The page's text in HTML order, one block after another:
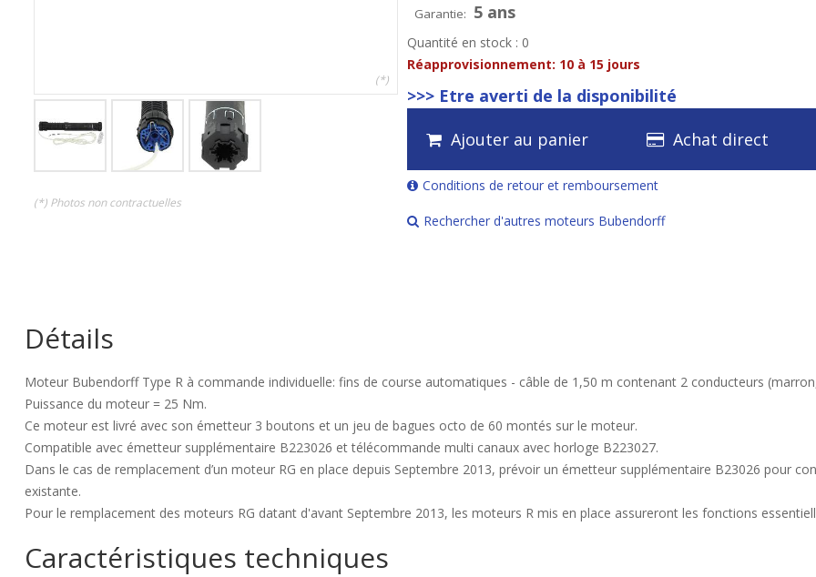
(*)
(*) Photos non contractuelles
Garantie: 5 ans
Quantité en stock : 0
Réapprovisionnement: 10 à 15 jours
>>> Etre averti de la disponibilité
Ajouter au panier
Achat direct
Conditions de retour et remboursement
Rechercher d'autres moteurs Bubendorff
Détails
Moteur Bubendorff Type R à commande individuelle: fins de course automatiques - câble de 1,50 m contenant 2 conducteurs
Puissance du moteur = 25 Nm.
Ce moteur est livré avec son émetteur 3 boutons et un jeu de bagues octo de 60 montés sur le moteur.
Compatible avec émetteur supplémentaire B223026 et télécommande multi canaux avec horloge B223027.
Dans le cas de remplacement d’un moteur RG en place depuis Septembre 2013, prévoir un émetteur supplémentaire B23026 pour
existante.
Pour le remplacement des moteurs RG datant d'avant Septembre 2013, les moteurs R mis en place assureront les fonctions
Caractéristiques techniques